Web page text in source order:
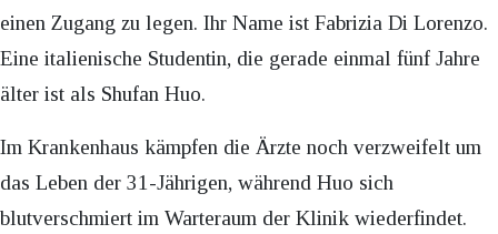
einen Zugang zu legen. Ihr Name ist Fabrizia Di Lorenzo.
Eine italienische Studentin, die gerade einmal fünf Jahre
älter ist als Shufan Huo.
Im Krankenhaus kämpfen die Ärzte noch verzweifelt um
das Leben der 31-Jährigen, während Huo sich
blutverschmiert im Warteraum der Klinik wiederfindet.